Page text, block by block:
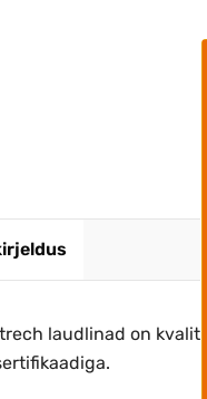
laudlinad on